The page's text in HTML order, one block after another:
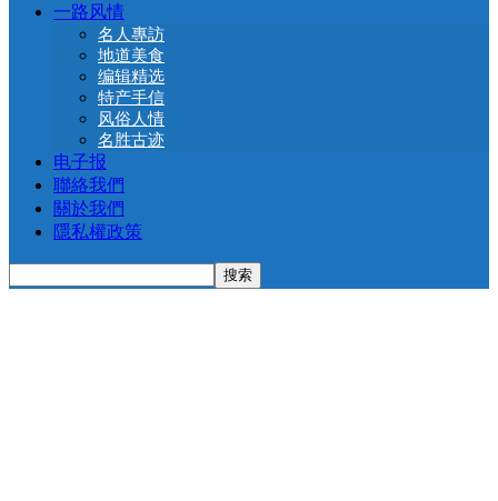
一路风情
名人專訪
地道美食
编辑精选
特产手信
风俗人情
名胜古迹
电子报
聯絡我們
關於我們
隱私權政策